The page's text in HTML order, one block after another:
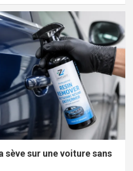
sève sur une voiture sans